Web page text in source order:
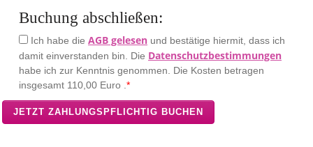
Buchung abschließen:
Ich habe die AGB gelesen und bestätige hiermit, dass ich
damit einverstanden bin. Die Datenschutzbestimmungen
habe ich zur Kenntnis genommen. Die Kosten betragen
insgesamt 110,00 Euro . *